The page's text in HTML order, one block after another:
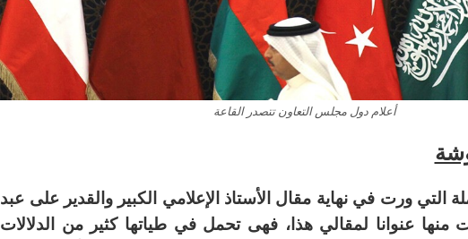
أعلام دول مجلس التعاون تتصدر القاعة
التي ورت في نهاية مقال الأستاذ الإعلامي الكبير والقدير على عبد
منها عنوانا لمقالي هذا، فهى تحمل في طياتها كثير من الدلالات